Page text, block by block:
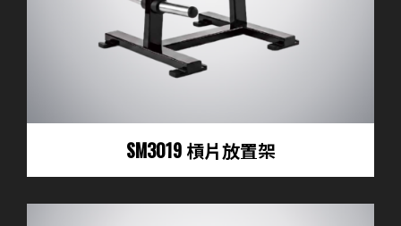
SM3019 槓片放置架